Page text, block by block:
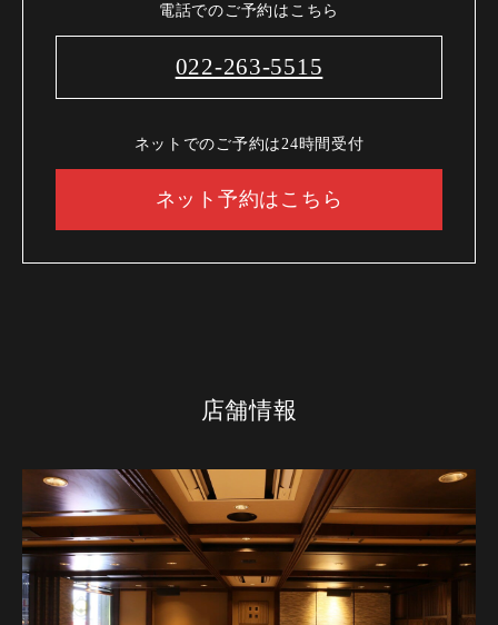
電話でのご予約はこちら
022-263-5515
ネットでのご予約は24時間受付
ネット予約はこちら
店舗情報